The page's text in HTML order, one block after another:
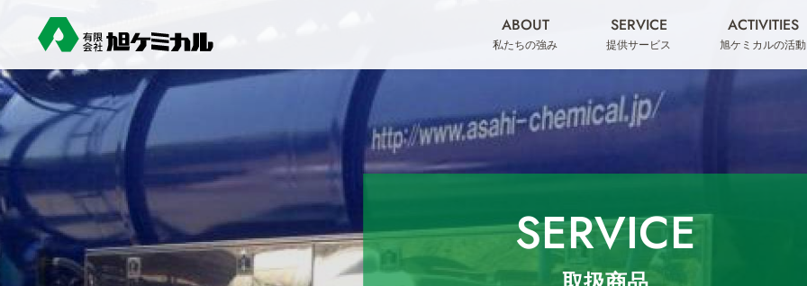
ABOUT
私たちの強み
SERVICE
提供サービス
ACTIVITIES
旭ケミカルの活動
SERVICE